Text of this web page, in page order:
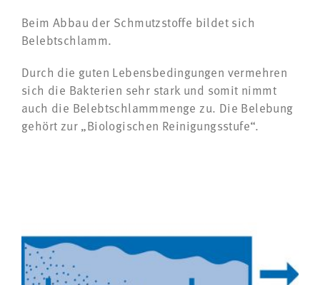
Beim Abbau der Schmutzstoffe bildet sich
Belebtschlamm.
Durch die guten Lebensbedingungen vermehren
sich die Bakterien sehr stark und somit nimmt
auch die Belebtschlammmenge zu. Die Belebung
gehört zur „Biologischen Reinigungsstufe“.